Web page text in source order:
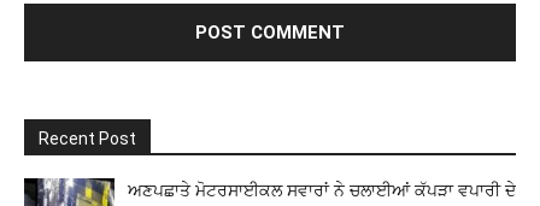
Recent Post
ਅਣਪਛਾਤੇ ਮੋਟਰਸਾਈਕਲ ਸਵਾਰਾਂ ਨੇ ਚਲਾਈਆਂ ਕੱਪੜਾ ਵਪਾਰੀ ਦੇ